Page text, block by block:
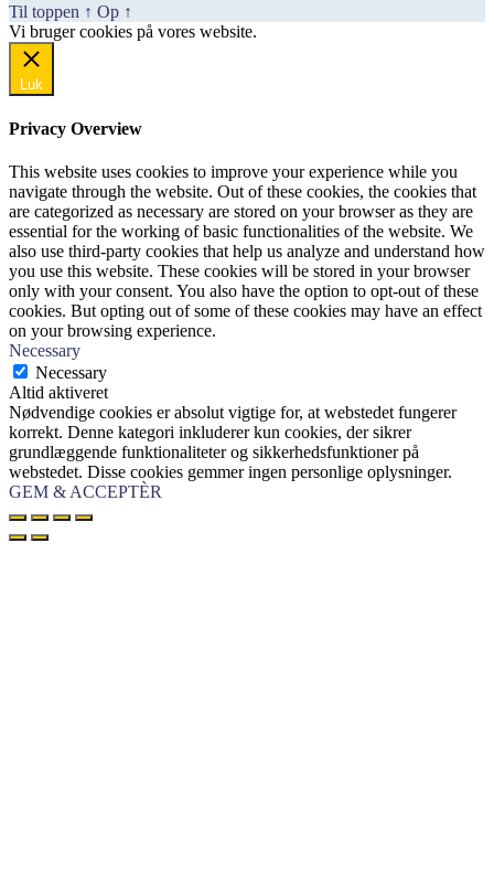
Til toppen ↑ Op ↑
Vi bruger cookies på vores website.
Luk
Privacy Overview
This website uses cookies to improve your experience while you
navigate through the website. Out of these cookies, the cookies that
are categorized as necessary are stored on your browser as they are
essential for the working of basic functionalities of the website. We
also use third-party cookies that help us analyze and understand how
you use this website. These cookies will be stored in your browser
only with your consent. You also have the option to opt-out of these
cookies. But opting out of some of these cookies may have an effect
on your browsing experience.
Necessary
Necessary
Altid aktiveret
Nødvendige cookies er absolut vigtige for, at webstedet fungerer
korrekt. Denne kategori inkluderer kun cookies, der sikrer
grundlæggende funktionaliteter og sikkerhedsfunktioner på
webstedet. Disse cookies gemmer ingen personlige oplysninger.
GEM & ACCEPTÈR